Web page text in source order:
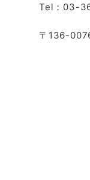
Tel：03-
〒136-